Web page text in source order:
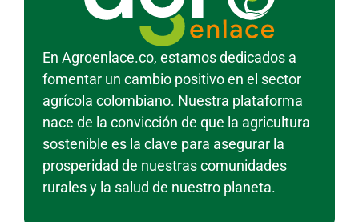
En Agroenlace.co, estamos dedicados a
fomentar un cambio positivo en el sector
agrícola colombiano. Nuestra plataforma
nace de la convicción de que la agricultura
sostenible es la clave para asegurar la
prosperidad de nuestras comunidades
rurales y la salud de nuestro planeta.